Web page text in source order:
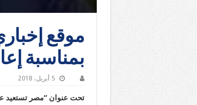
موقع
بمناسبة
5 أبريل، 2018
تحت عنوان “مصر تستعيد